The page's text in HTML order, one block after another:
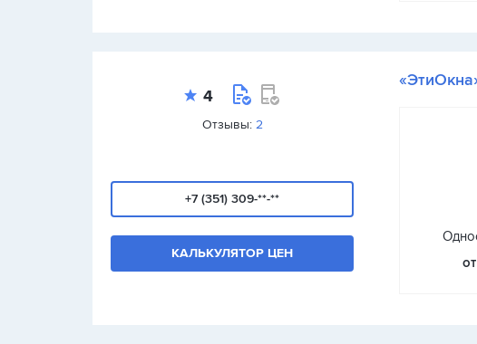
4
Отзывы: 2
+7 (351) 309-**-**
КАЛЬКУЛЯТОР ЦЕН